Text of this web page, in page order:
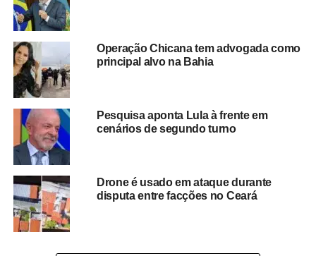
“A Bahia vive um
momento grave de
insegurança, falhas na
saúde e uma educação
que ainda deixa muitos
jovens para trás. Falta
gestão e compromisso
com o povo. Mas
acredito que podemos
resgatar o orgulho de
Operação Chicana tem advogada como
principal alvo na Bahia
Pesquisa aponta Lula à frente em
cenários de segundo turno
Drone é usado em ataque durante
disputa entre facções no Ceará